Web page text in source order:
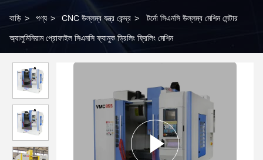
বাড়ি > পণ্য > CNC উল্লম্ব যন্ত্র কেন্দ্র > টর্নো সিএনসি উল্লম্ব মেশিন সেন্টার
অ্যালুমিনিয়াম প্রোফাইল সিএনসি ফ্যানুক ড্রিলিং ফ্রিলিং মেশিন